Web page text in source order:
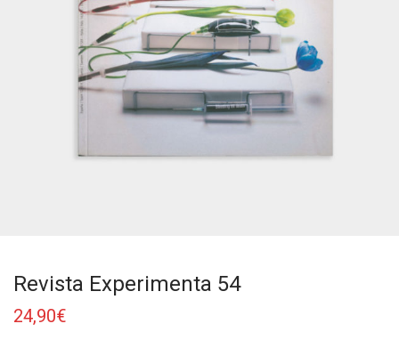
Revista Experimenta 54
24,90€